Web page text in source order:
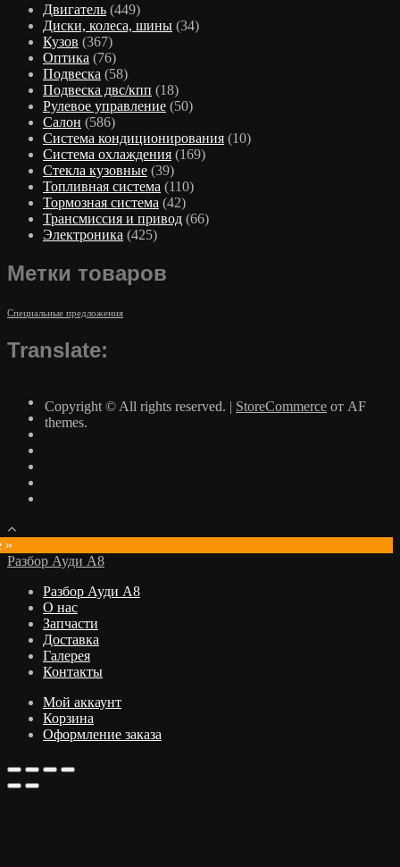
Двигатель (449)
Диски, колеса, шины (34)
Кузов (367)
Оптика (76)
Подвеска (58)
Подвеска двс/кпп (18)
Рулевое управление (50)
Салон (586)
Система кондиционирования (10)
Система охлаждения (169)
Стекла кузовные (39)
Топливная система (110)
Тормозная система (42)
Трансмиссия и привод (66)
Электроника (425)
Метки товаров
Специальные предложения
Translate:
Copyright © All rights reserved. | StoreCommerce от AF
themes.
»
Разбор Ауди А8
Разбор Ауди А8
О нас
Запчасти
Доставка
Галерея
Контакты
Мой аккаунт
Корзина
Оформление заказа